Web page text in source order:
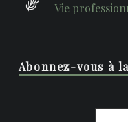
Vie
Abonnez-vous à